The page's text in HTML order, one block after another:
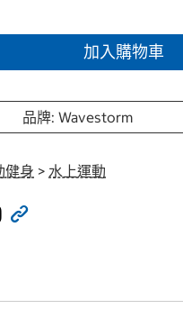
加入購物車
品牌: Wavestorm
健身 > 水上運動